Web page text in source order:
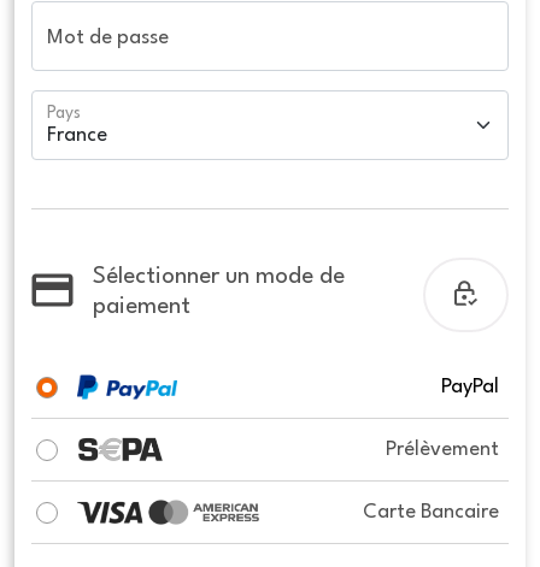
Mot de passe
Pays
Sélectionner un mode de
paiement
PayPal
Prélèvement
Carte Bancaire